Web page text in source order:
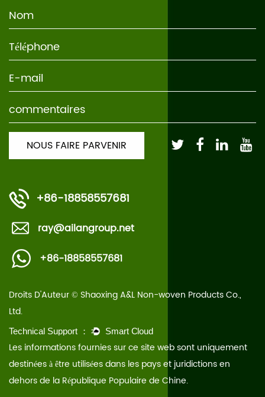
+86-18858557681
ray@ailangroup.net
+86-18858557681
Droits D'Auteur © Shaoxing A&L Non-woven Products Co.,
Ltd.
Les informations fournies sur ce site web sont uniquement
destinées à être utilisées dans les pays et juridictions en
dehors de la République Populaire de Chine.